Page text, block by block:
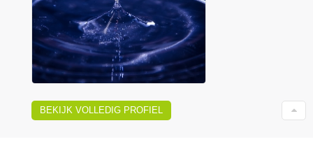
BEKIJK VOLLEDIG PROFIEL